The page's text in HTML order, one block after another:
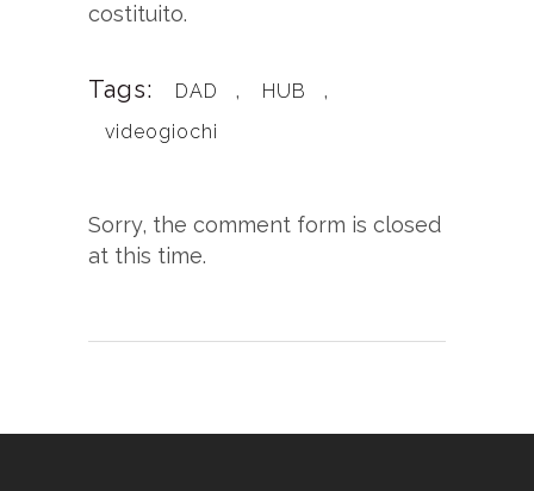
costituito.
Tags: DAD , HUB ,
videogiochi
Sorry, the comment form is closed
at this time.